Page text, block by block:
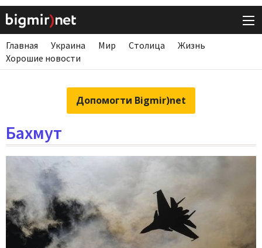
Главная Украина Мир Столица
Жизнь
Хорошие новости
Допомогти Bigmir)net
Бахмут